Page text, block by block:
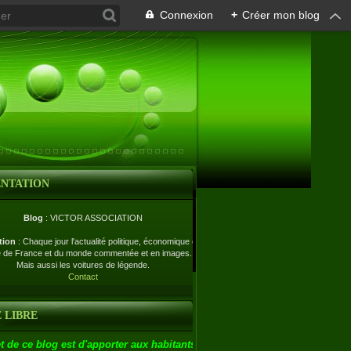
Connexion + Créer mon blog
Blog : VICTOR ASSOCIATION
: Chaque jour l'actualité politique, économique et
de France et du monde commentée et en images.
Mais aussi les voitures de légende.
Contact
LIBRE
de ce blog est d'apporter aux habitants